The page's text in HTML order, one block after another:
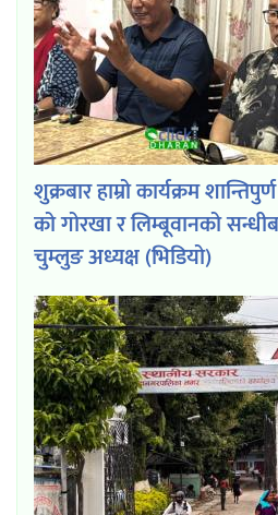
शुक्रबार हाम्रो कार्यक्रम
को गोरखा र लिम्बूवानको
चुम्लुङ अध्यक्ष (भिडियो)